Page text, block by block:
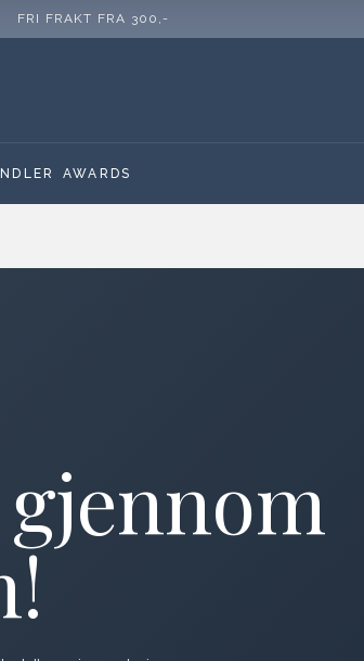
FRI FRAKT FRA 300,-
AWARDS